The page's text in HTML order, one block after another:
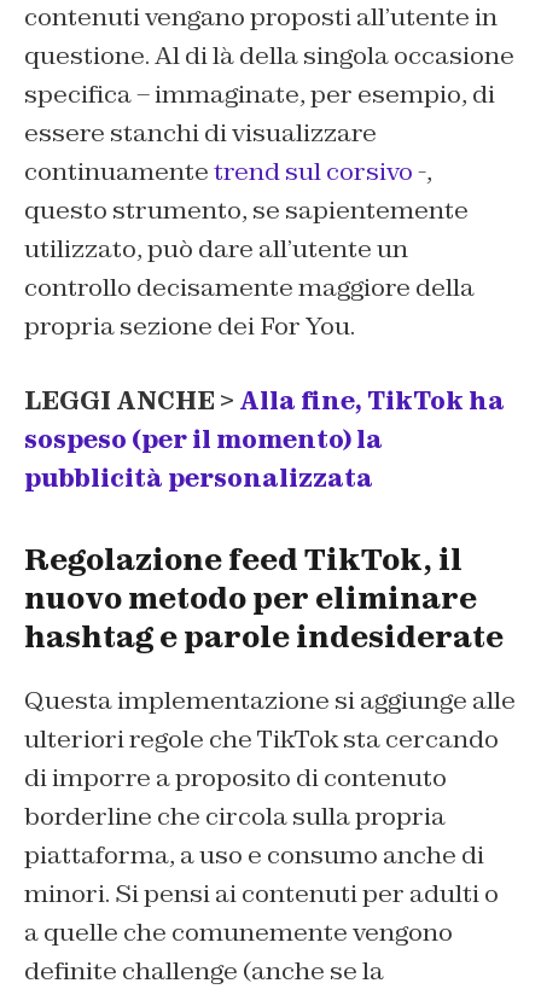
contenuti vengano proposti all’utente in
questione. Al di là della singola occasione
specifica – immaginate, per esempio, di
essere stanchi di visualizzare
continuamentetrend sul corsivo-,
questo strumento, se sapientemente
utilizzato, può dare all’utente un
controllo decisamente maggiore della
propria sezione dei For You.
LEGGI ANCHE > Alla fine, TikTok ha
sospeso (per il momento) la
pubblicità personalizzata
Regolazione feed TikTok, il
nuovo metodo per eliminare
hashtag e parole indesiderate
Questa implementazione si aggiunge alle
ulteriori regole che TikTok sta cercando
di imporre a proposito di contenuto
borderline che circola sulla propria
piattaforma, a uso e consumo anche di
minori. Si pensi ai contenuti per adulti o
a quelle che comunemente vengono
definite challenge (anche se la